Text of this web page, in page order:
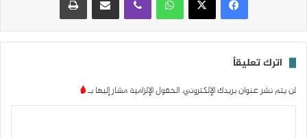
اترك تعليقاً
لن يتم نشر عنوان بريدك الإلكتروني.الحقول الإلزامية مشار إليها بـ*